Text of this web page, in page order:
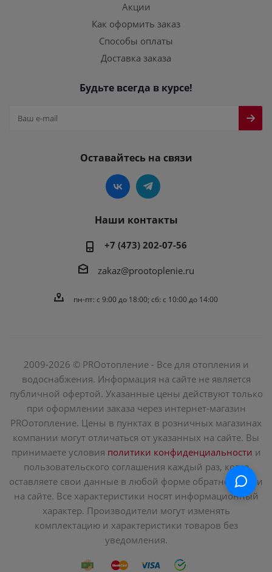
Акции
Как оформить заказ
Способы оплаты
Доставка заказа
Будьте всегда в курсе!
Оставайтесь на связи
Наши контакты
+7 (473) 202-07-56
zakaz@prootoplenie.ru
пн-пт: c 9:00 до 18:00; сб: с 10:00 до 14:00
2009-2026 © PROотопление - Все для отопления и
водоснабжения. Информация на сайте не является
публичной офертой. Указанные цены действуют только
при оформлении заказа через интернет-магазин
PROотопление. Цены в пунктах в розничных магазинах
компании могут отличаться от указанных на сайте. Вы
принимаете условия политики конфиденциальности и
пользовательского соглашения каждый раз, когда
оставляете свои данные в любой форме обратной связи
на сайте. Все характеристики носят информационный
характер. Производители могут изменять
комплектацию и характеристики товаров без
уведомления.